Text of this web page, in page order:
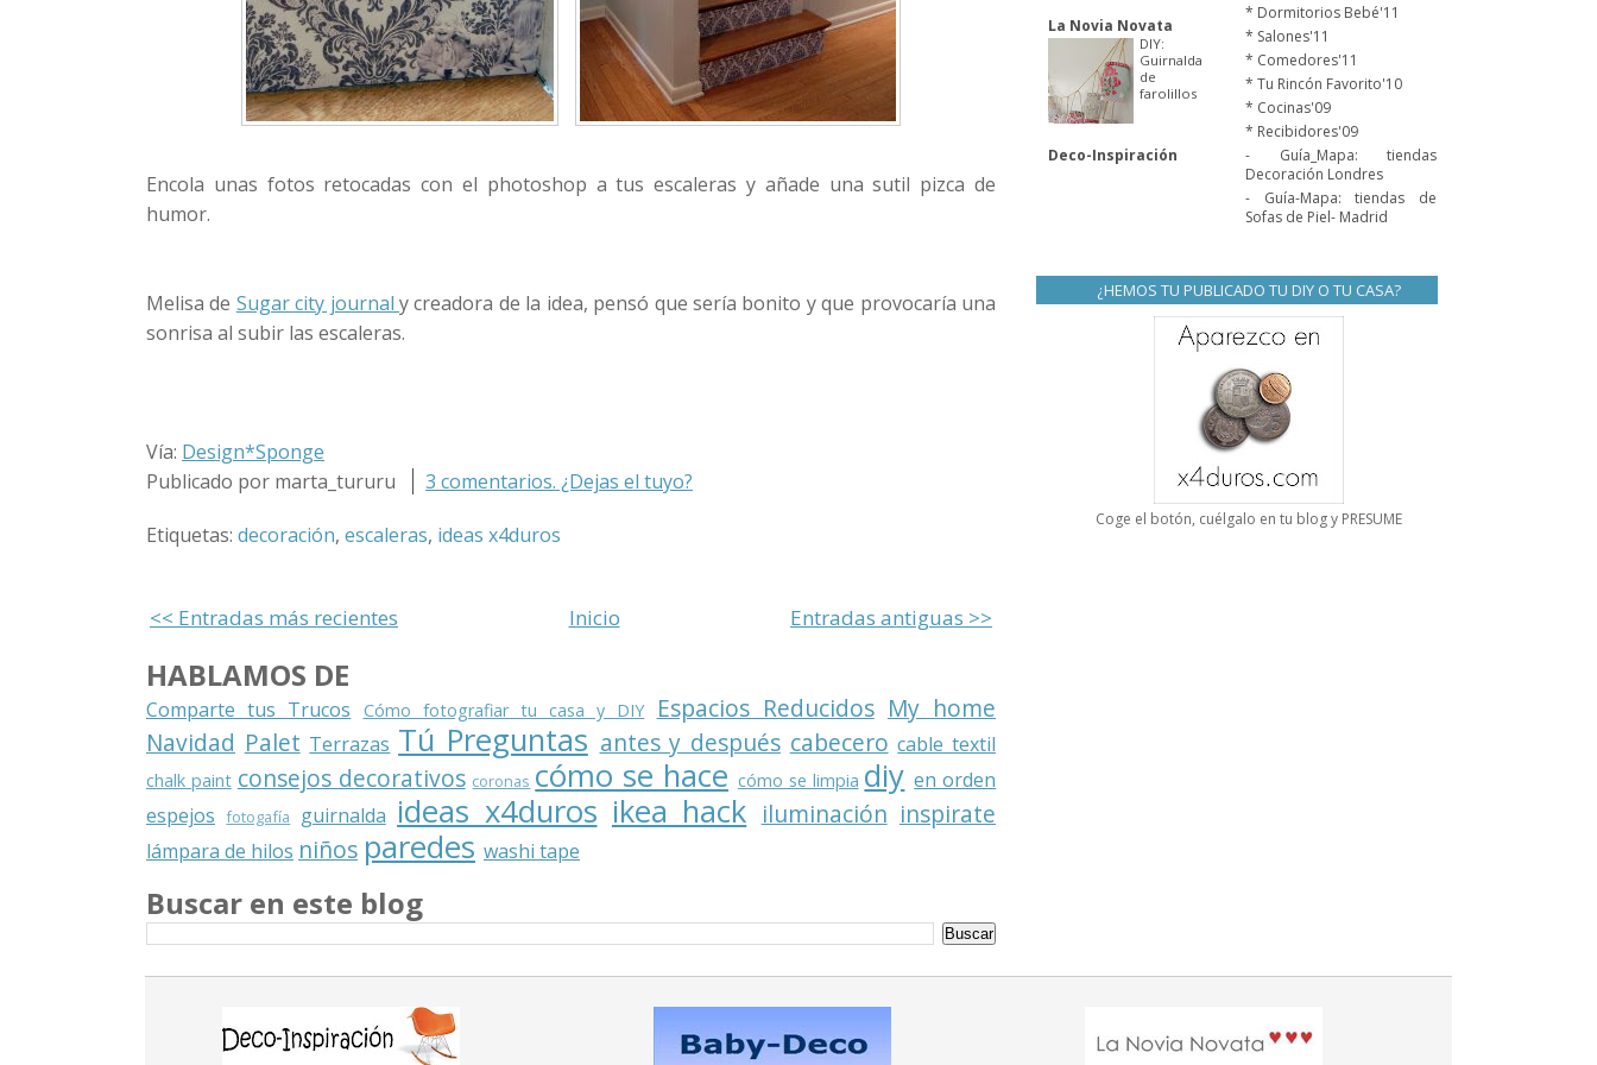
Encola unas fotos retocadas con el photoshop a tus escaleras y añade una sutil pizca de
humor.
Melisa de Sugar city journaly creadora de la idea, pensó que sería bonito y que provocaría una
sonrisa al subir las escaleras.
Vía: Design*Sponge
Publicado por marta_tururu
3 comentarios. ¿Dejas el tuyo?
Etiquetas: decoración, escaleras, ideas x4duros
<< Entradas más recientes Entradas antiguas >>
Inicio
HABLAMOS DE
Comparte tus Trucos Cómo fotografiar tu casa y DIY Espacios Reducidos My home
Navidad Palet Terrazas Tú Preguntas antes y después cabecero cable textil
chalk paint consejos decorativos coronas cómo se hace cómo se limpia diy en orden
espejos fotogafía guirnalda ideas x4duros ikea hack iluminación inspirate
lámpara de hilos niños paredes washi tape
Buscar en este blog
La Novia Novata
DIY:
Guirnalda
de
farolillos
Deco-Inspiración
* Dormitorios Bebé'11
* Salones'11
* Comedores'11
* Tu Rincón Favorito'10
* Cocinas'09
* Recibidores'09
- Guía_Mapa: tiendas
Decoración Londres
- Guía-Mapa: tiendas de
Sofas de Piel- Madrid
¿HEMOS TU PUBLICADO TU DIY O TU CASA?
Coge el botón, cuélgalo en tu blog y PRESUME